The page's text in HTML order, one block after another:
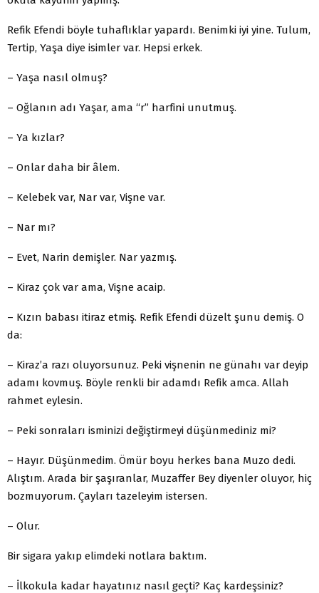
Refik Efendi böyle tuhaflıklar yapardı. Benimki iyi yine. Tulum,
Tertip, Yaşa diye isimler var. Hepsi erkek.
– Yaşa nasıl olmuş?
– Oğlanın adı Yaşar, ama “r” harfini unutmuş.
– Ya kızlar?
– Onlar daha bir âlem.
– Kelebek var, Nar var, Vişne var.
– Nar mı?
– Evet, Narin demişler. Nar yazmış.
– Kiraz çok var ama, Vişne acaip.
– Kızın babası itiraz etmiş. Refik Efendi düzelt şunu demiş. O
da:
– Kiraz’a razı oluyorsunuz. Peki vişnenin ne günahı var deyip
adamı kovmuş. Böyle renkli bir adamdı Refik amca. Allah
rahmet eylesin.
– Peki sonraları isminizi değiştirmeyi düşünmediniz mi?
– Hayır. Düşünmedim. Ömür boyu herkes bana Muzo dedi.
Alıştım. Arada bir şaşıranlar, Muzaffer Bey diyenler oluyor, hiç
bozmuyorum. Çayları tazeleyim istersen.
– Olur.
Bir sigara yakıp elimdeki notlara baktım.
– İlkokula kadar hayatınız nasıl geçti? Kaç kardeşsiniz?